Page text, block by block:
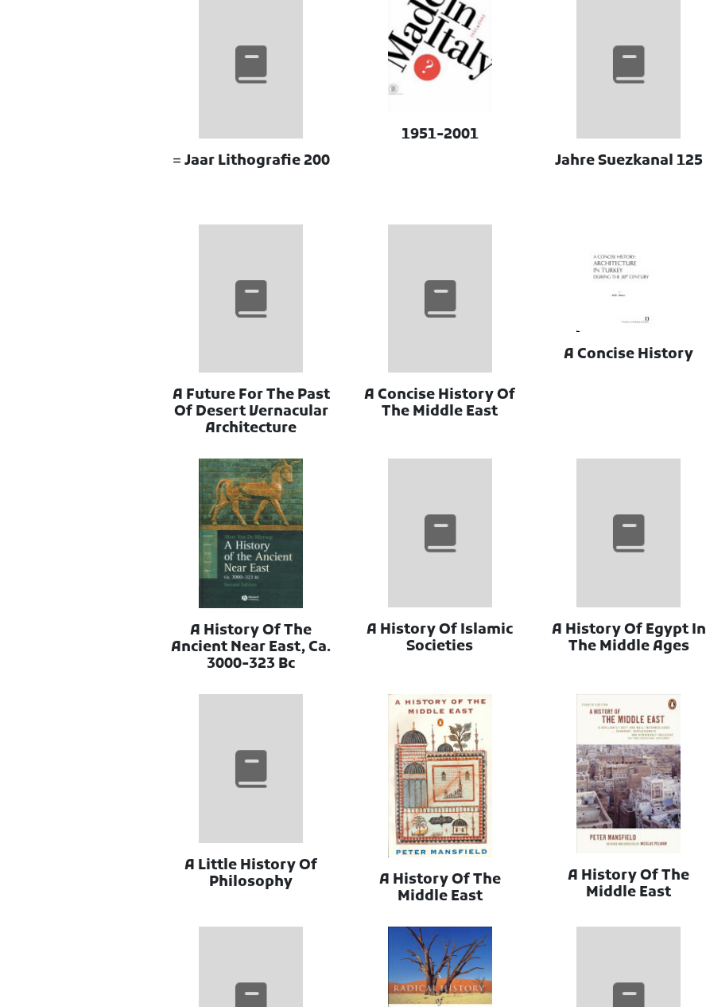
125 Jahre Suezkanal
1951-2001
200 Jaar Lithografie =
A Concise History
A Concise History Of
The Middle East
A Future For The Past
Of Desert Vernacular
Architecture
A History Of Egypt In
The Middle Ages
A History Of Islamic
Societies
A History Of The
Ancient Near East, Ca.
3000-323 Bc
A History Of The
Middle East
A History Of The
Middle East
A Little History Of
Philosophy